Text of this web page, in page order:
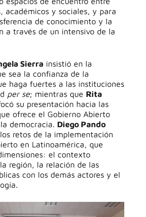
académicos y sociales, y para
de conocimiento y la
a través de un intensivo de la
Sierra insistió en la
sea la confianza de la
haga fuertes a las instituciones
per se; mientras que Rita
su presentación hacia las
ofrece el Gobierno Abierto
democracia. Diego Pando
retos de la implementación
en Latinoamérica, que
el contexto
región, la relación de las
con los demás actores y el